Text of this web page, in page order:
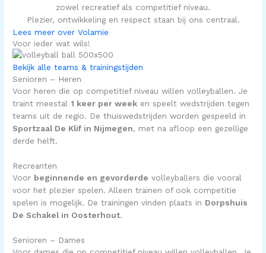
zowel recreatief als competitief niveau.
Plezier, ontwikkeling en respect staan bij ons centraal.
Lees meer over Volamie
Voor ieder wat wils!
Bekijk alle teams & trainingstijden
Senioren – Heren
Voor heren die op competitief niveau willen volleyballen. Je
traint meestal1 keer per week en speelt wedstrijden tegen
teams uit de regio. De thuiswedstrijden worden gespeeld in
Sportzaal De Klif in Nijmegen, met na afloop een gezellige
derde helft.
Recreanten
Voor beginnende en gevorderde volleyballers die vooral
voor het plezier spelen. Alleen trainen of ook competitie
spelen is mogelijk. De trainingen vinden plaats in Dorpshuis
De Schakel in Oosterhout.
Senioren – Dames